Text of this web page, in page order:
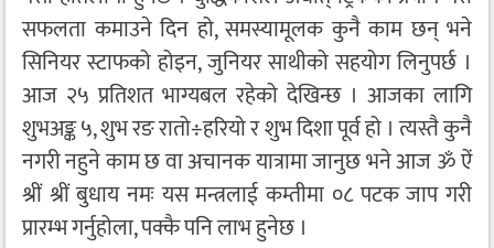
सफलता कमाउने दिन हो, समस्यामूलक कुनै काम छन् भने
सिनियर स्टाफको होइन, जुनियर साथीको सहयोग लिनुपर्छ ।
आज २५ प्रतिशत भाग्यबल रहेको देखिन्छ । आजका लागि
शुभअङ्क ५, शुभ रङ रातो÷हरियो र शुभ दिशा पूर्व हो । त्यस्तै कुनै
नगरी नहुने काम छ वा अचानक यात्रामा जानुछ भने आज ॐ ऐं
श्रीं श्रीं बुधाय नमः यस मन्त्रलाई कम्तीमा ०८ पटक जाप गरी
प्रारम्भ गर्नुहोला, पक्कै पनि लाभ हुनेछ ।